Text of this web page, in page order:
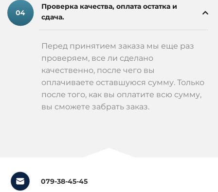
Проверка качества, оплата остатка и
сдача.
Перед принятием заказа мы еще раз
проверяем, все ли сделано
качественно, после чего вы
оплачиваете оставшуюся сумму. Только
после того, как вы оплатите всю сумму,
вы сможете забрать заказ.
079-38-45-45